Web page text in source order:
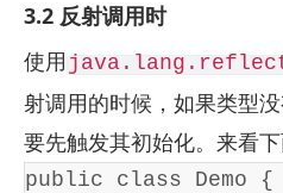
3.2 反射调用时
使用
射调用的时候，如果类型
要先触发其初始化。来看下
public class Demo